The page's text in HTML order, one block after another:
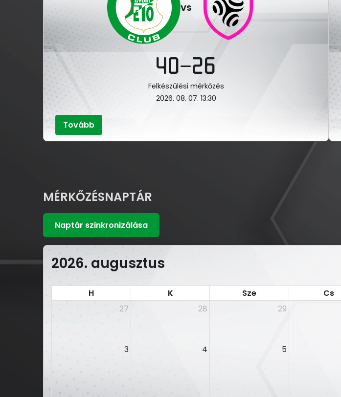
vs
40–26
Felkészülési mérkőzés
2026. 08. 07. 13:30
Tovább
MÉRKŐZÉSNAPTÁR
Naptár szinkronizálása
2026. augusztus
H K Sze Cs
27
28 29
3 4 5